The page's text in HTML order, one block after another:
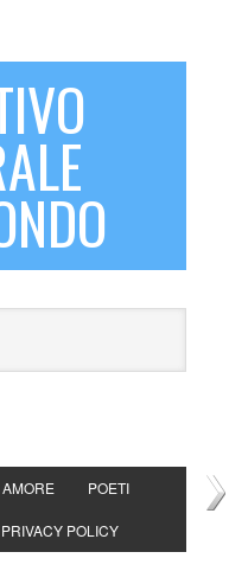
AMORE POETI
PRIVACY POLICY